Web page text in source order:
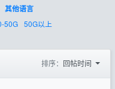
其他语言
50G 50G以上
排序： 回帖时间